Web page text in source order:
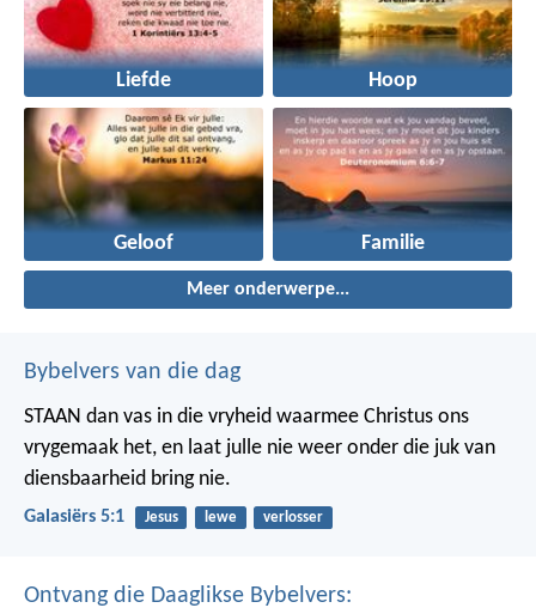
Liefde Hoop
Geloof Familie
Meer onderwerpe...
Bybelvers van die dag
STAAN dan vas in die vryheid waarmee Christus ons
vrygemaak het, en laat julle nie weer onder die juk van
diensbaarheid bring nie.
Galasiërs 5:1 Jesus lewe verlosser
Ontvang die Daaglikse Bybelvers: